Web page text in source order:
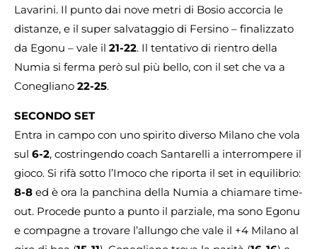
Lavarini. Il punto dai nove metri di Bosio accorcia le
distanze, e il super salvataggio di Fersino – finalizzato
da Egonu – vale il 21-22. Il tentativo di rientro della
Numia si ferma però sul più bello, con il set che va a
Conegliano 22-25.
SECONDO SET
Entra in campo con uno spirito diverso Milano che vola
sul 6-2, costringendo coach Santarelli a interrompere il
gioco. Si rifà sotto l’Imoco che riporta il set in equilibrio:
8-8 ed è ora la panchina della Numia a chiamare time-
out. Procede punto a punto il parziale, ma sono Egonu
e compagne a trovare l’allungo che vale il +4 Milano al